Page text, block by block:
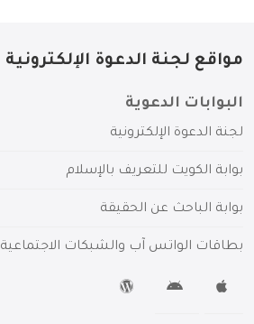
مواقع لجنة الدعوة الإلكترونية
البوابات الدعوية
لجنة الدعوة الإلكترونية
بوابة الكويت للتعريف بالإسلام
بوابة الباحث عن الحقيقة
بطاقات الواتس آب والشبكات الاجتماعية